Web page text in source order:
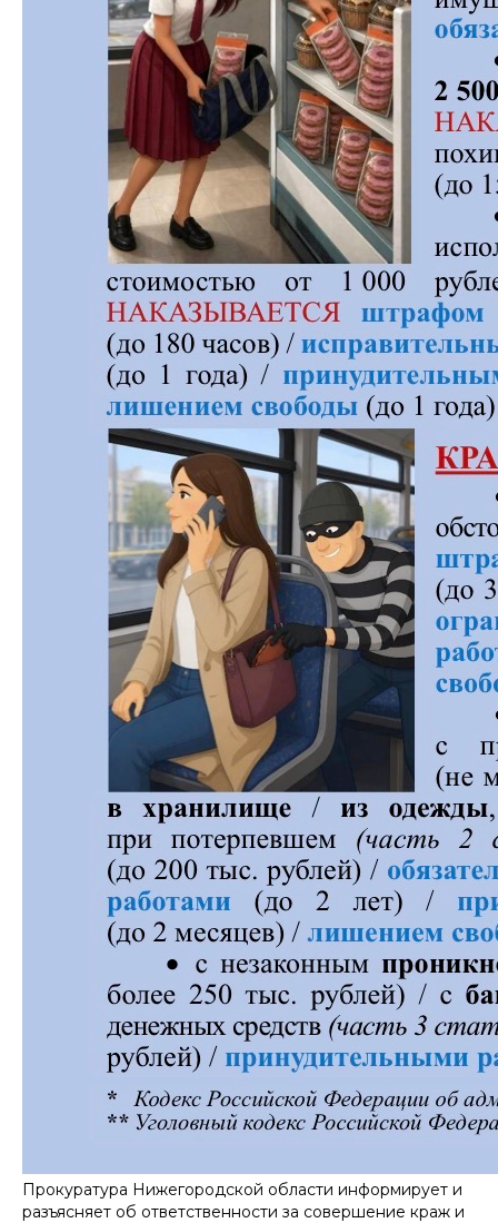
Прокуратура Нижегородской области информирует и
разъясняет об ответственности за совершение краж и